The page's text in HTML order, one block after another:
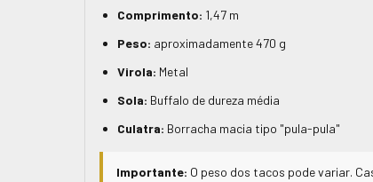
Comprimento: 1,47 m
Peso: aproximadamente 470 g
Virola: Metal
Sola: Buffalo de dureza média
Culatra: Borracha macia tipo "pula-pula"
Importante: O peso dos tacos pode variar.